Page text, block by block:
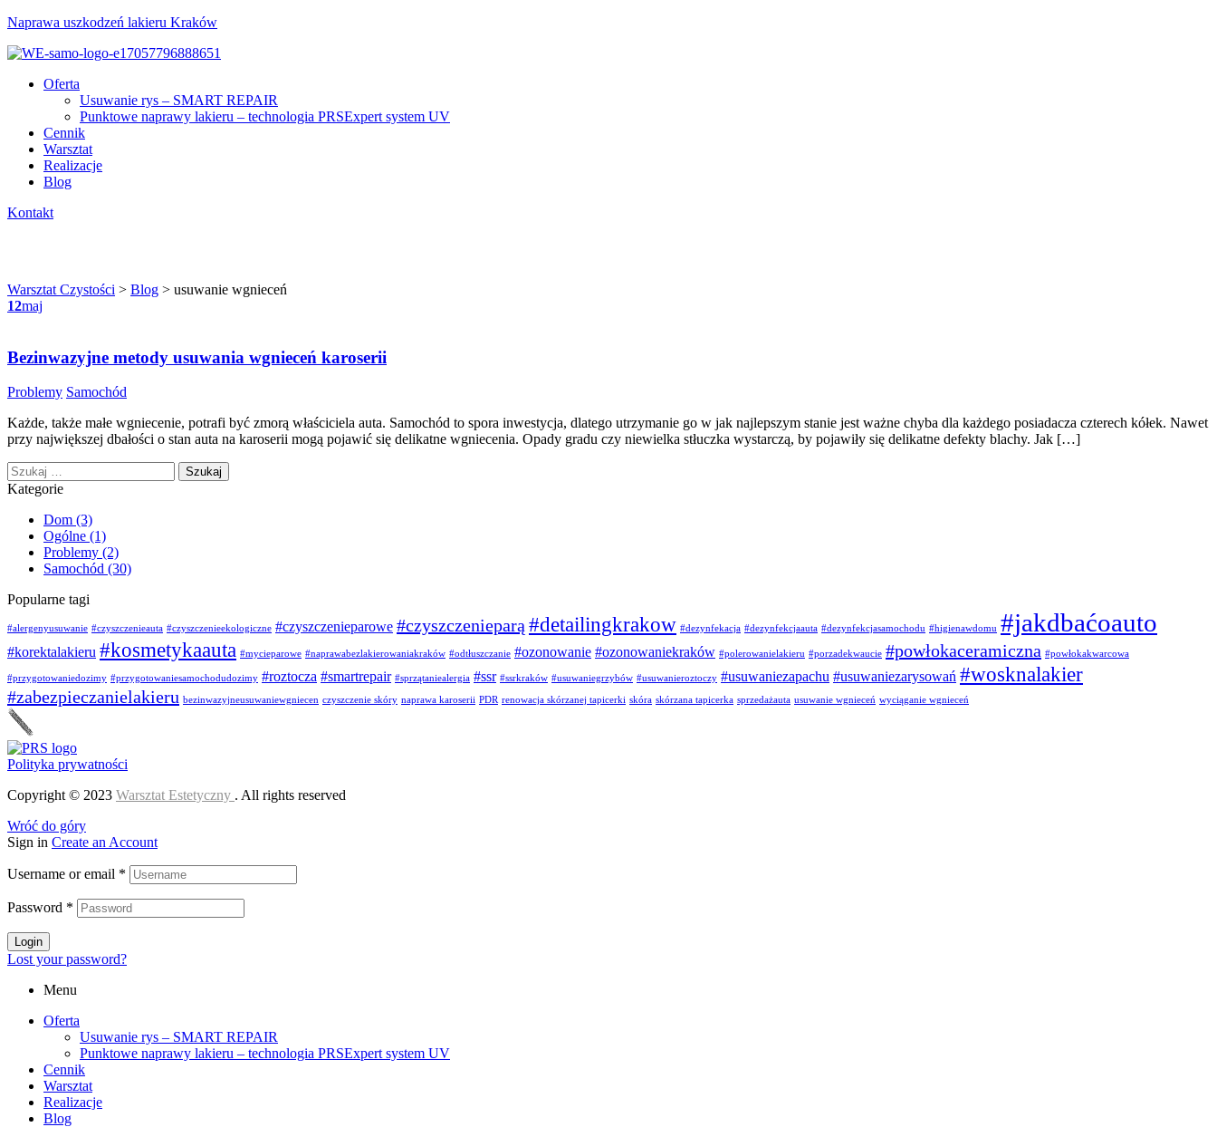
Naprawa uszkodzeń lakieru Kraków
Menu
Oferta
Usuwanie rys – SMART REPAIR
Punktowe naprawy lakieru – technologia PRSExpert system UV
Cennik
Warsztat
Realizacje
Blog
Kontakt
Warsztat Czystości > Blog > usuwanie wgnieceń
12maj
Bezinwazyjne metody usuwania wgnieceń karoserii
Categories
Problemy Samochód
Każde, także małe wgniecenie, potrafi być zmorą właściciela auta. Samochód to spora inwestycja, dlatego utrzymanie go w jak najlepszym stanie jest ważne chyba dla każdego posiadacza czterech kółek. Nawet
przy największej dbałości o stan auta na karoserii mogą pojawić się delikatne wgniecenia. Opady gradu czy niewielka stłuczka wystarczą, by pojawiły się delikatne defekty blachy. Jak […]
Szukaj:
Kategorie
Dom (3)
Ogólne (1)
Problemy (2)
Samochód (30)
Popularne tagi
#alergenyusuwanie #czyszczenieauta #czyszczenieekologiczne #czyszczenieparowe #czyszczenieparą #detailingkrakow #dezynfekacja #dezynfekcjaauta #dezynfekcjasamochodu #higienawdomu #jakdbaćoauto
#korektalakieru #kosmetykaauta #mycieparowe #naprawabezlakierowaniakraków #odtłuszczanie #ozonowanie #ozonowaniekraków #polerowanielakieru #porzadekwaucie #powłokaceramiczna #powłokakwarcowa
#przygotowaniedozimy #przygotowaniesamochodudozimy #roztocza #smartrepair #sprzątaniealergia #ssr #ssrkraków #usuwaniegrzybów #usuwanieroztoczy #usuwaniezapachu #usuwaniezarysowań #wosknalakier
#zabezpieczanielakieru bezinwazyjneusuwaniewgniecen czyszczenie skóry naprawa karoserii PDR renowacja skórzanej tapicerki skóra skórzana tapicerka sprzedażauta usuwanie wgnieceń wyciąganie wgnieceń
Polityka prywatności
Copyright © 2023 Warsztat Estetyczny . All rights reserved
Wróć do góry
Sign in Create an Account
Username or email *
Password *
Login
Lost your password?
Menu
Oferta
Usuwanie rys – SMART REPAIR
Punktowe naprawy lakieru – technologia PRSExpert system UV
Cennik
Warsztat
Realizacje
Blog